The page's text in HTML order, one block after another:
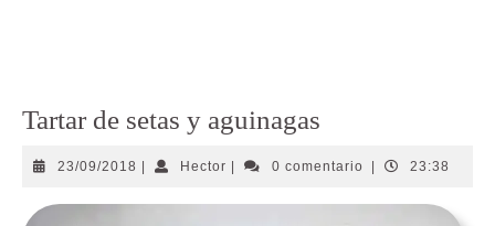
Tartar de setas y aguinagas
23/09/2018 23/09/2018
HectorHector 0 comentario 23:38